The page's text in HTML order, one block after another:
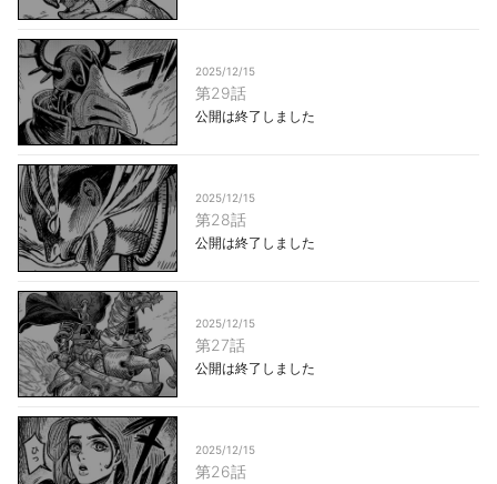
2025/12/15
第29話
公開は終了しました
2025/12/15
第28話
公開は終了しました
2025/12/15
第27話
公開は終了しました
2025/12/15
第26話